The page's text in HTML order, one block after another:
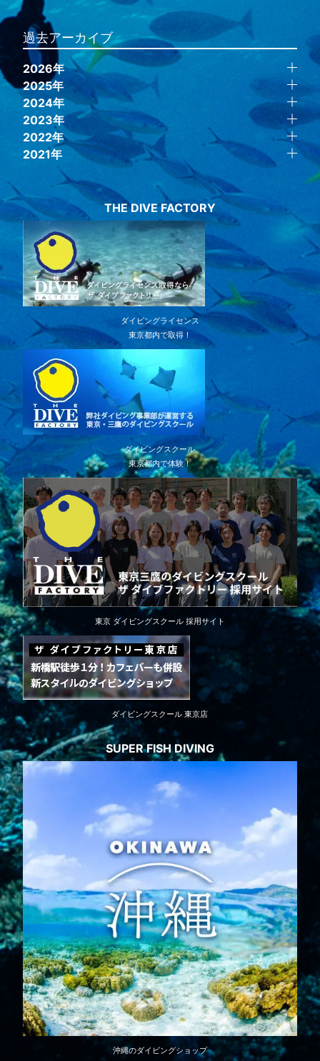
過去アーカイブ
2026年
2025年
2024年
2023年
2022年
2021年
THE DIVE FACTORY
ダイビングライセンス
東京都内で取得！
ダイビングスクール
東京都内で体験！
東京 ダイビングスクール 採用サイト
ダイビングスクール 東京店
SUPER FISH DIVING
沖縄のダイビングショップ